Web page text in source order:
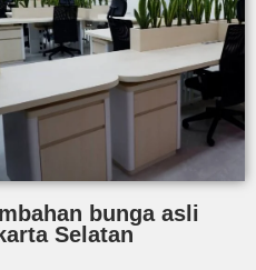
bunga asli
Selatan